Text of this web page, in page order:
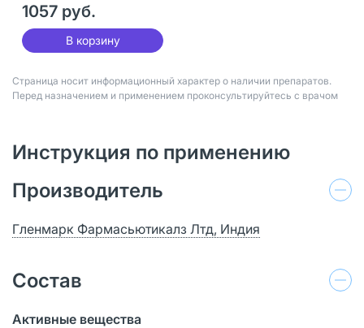
1057 руб.
В корзину
Страница носит информационный характер о наличии препаратов.
Перед назначением и применением проконсультируйтесь с врачом
Инструкция по применению
Производитель
Гленмарк Фармасьютикалз Лтд, Индия
Состав
Активные вещества